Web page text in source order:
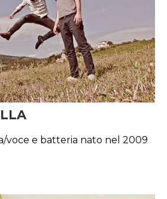
voce e batteria nato nel 2009